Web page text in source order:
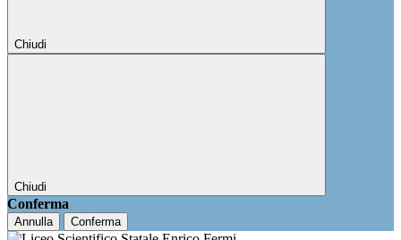
Chiudi
Chiudi
Conferma
Annulla Conferma